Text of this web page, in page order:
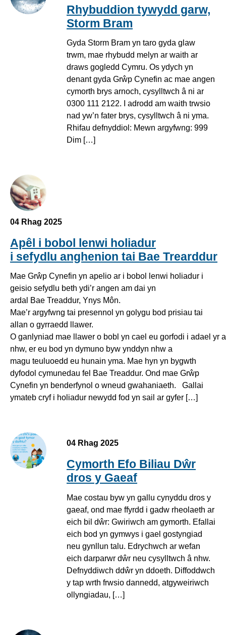
Rhybuddion tywydd garw,
Storm Bram
Gyda Storm Bram yn taro gyda glaw
trwm, mae rhybudd melyn ar waith ar
draws gogledd Cymru. Os ydych yn
denant gyda Grŵp Cynefin ac mae angen
cymorth brys arnoch, cysylltwch â ni ar
0300 111 2122. I adrodd am waith trwsio
nad yw’n fater brys, cysylltwch â ni yma.
Rhifau defnyddiol: Mewn argyfwng: 999
Dim […]
04 Rhag 2025
Apêl i bobol lenwi holiadur
i sefydlu anghenion tai Bae Trearddur
Mae Grŵp Cynefin yn apelio ar i bobol lenwi holiadur i
geisio sefydlu beth ydi’r angen am dai yn
ardal Bae Treaddur, Ynys Môn.
Mae’r argyfwng tai presennol yn golygu bod prisiau tai
allan o gyrraedd llawer.
O ganlyniad mae llawer o bobl yn cael eu gorfodi i adael yr
nhw, er eu bod yn dymuno byw ynddyn nhw a
magu teuluoedd eu hunain yma. Mae hyn yn bygwth
dyfodol cymunedau fel Bae Treaddur. Ond mae Grŵp
Cynefin yn benderfynol o wneud gwahaniaeth. Gallai
ymateb cryf i holiadur newydd fod yn sail ar gyfer […]
04 Rhag 2025
Cymorth Efo Biliau Dŵr
dros y Gaeaf
Mae costau byw yn gallu cynyddu dros y
gaeaf, ond mae ffyrdd i gadw rheolaeth ar
eich bil dŵr: Gwiriwch am gymorth. Efallai
eich bod yn gymwys i gael gostyngiad
neu gynllun talu. Edrychwch ar wefan
eich darparwr dŵr neu cysylltwch â nhw.
Defnyddiwch ddŵr yn ddoeth. Diffoddwch
y tap wrth frwsio dannedd, atgyweiriwch
ollyngiadau, […]